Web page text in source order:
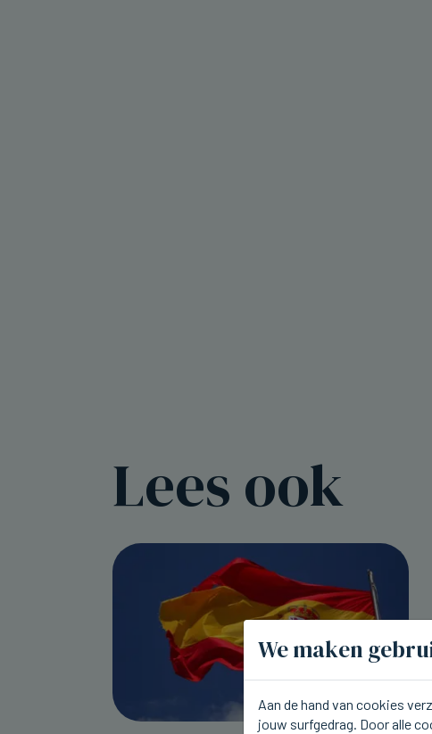
Lees ook
We maken
Aan de hand van cookies
jouw surfgedrag. Door alle